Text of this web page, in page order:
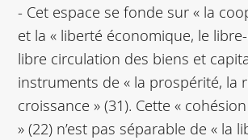
- Cet espace se fonde sur « la
et la « liberté économique, le
libre circulation des biens et
instruments de « la prospérité, la
croissance » (31). Cette «
» (22) n’est pas séparable de « la